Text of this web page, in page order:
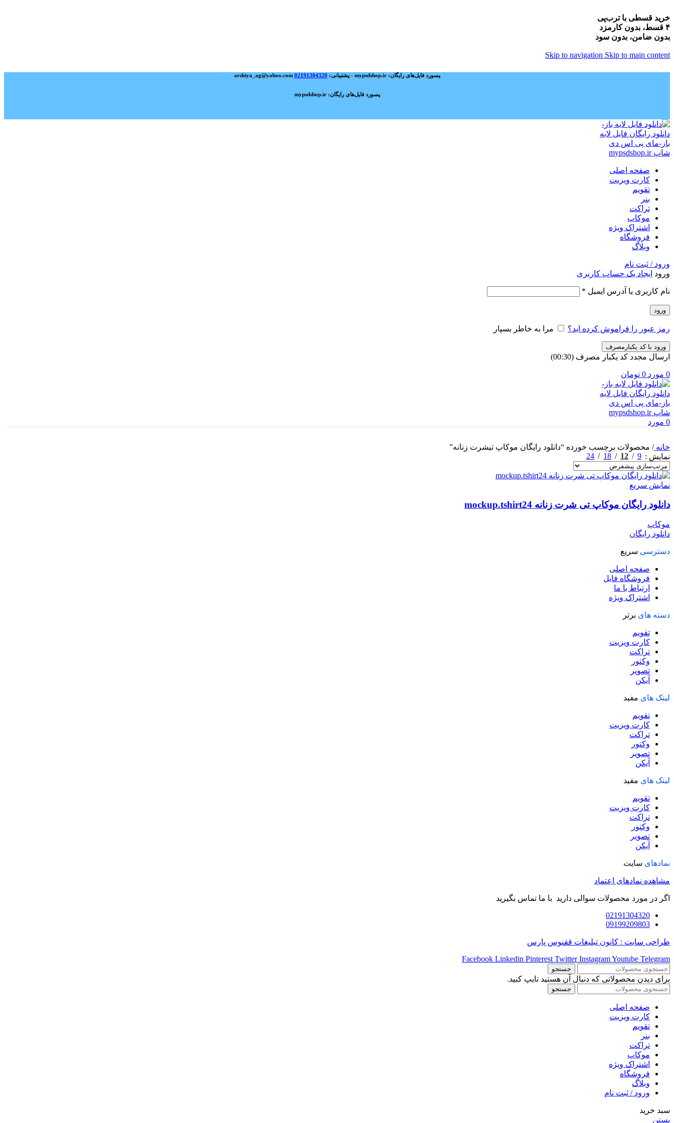
خرید قسطی با ترب‌پی
۴ قسط، بدون کارمزد
بدون ضامن، بدون سود
Skip to navigation Skip to main content
پسورد فایل‌های رایگان: mypsdshop.ir - پشتیبانی: arshiya_ag@yahoo.com 02191304320
پسورد فایل‌های رایگان: mypsdshop.ir
صفحه اصلی
کارت ویزیت
تقویم
بنر
تراکت
موکاپ
اشتراک ویژه
فروشگاه
وبلاگ
ورود / ثبت نام
ورود ایجاد یک حساب کاربری
نام کاربری یا آدرس ایمیل *
ورود
رمز عبور را فراموش کرده اید؟ مرا به خاطر بسپار
ورود با کد یکبارمصرف
ارسال مجدد کد یکبار مصرف (00:
30
)
0 مورد 0 تومان
0 مورد
خانه/ محصولات برچسب خورده “دانلود رایگان موکاپ تیشرت زنانه”
نمایش
9
12
18
24
نمایش سریع
دانلود رایگان موکاپ تی شرت زنانه mockup.tshirt24
موکاپ
دانلود رایگان
دسترسی سریع
صفحه اصلی
فروشگاه فایل
ارتباط با ما
اشتراک ویژه
دسته های برتر
تقویم
کارت ویزیت
تراکت
وکتور
تصویر
آیکن
لینک های مفید
تقویم
کارت ویزیت
تراکت
وکتور
تصویر
آیکن
لینک های مفید
تقویم
کارت ویزیت
تراکت
وکتور
تصویر
آیکن
نمادهای سایت
مشاهده نمادهای اعتماد
اگر در مورد محصولات سوالی دارید با ما تماس بگیرید
02191304320
09199209803
طراحی سایت : کانون تبلیغات ققنوس پارس
Facebook Linkedin Pinterest Twitter InstagramYoutube Telegram
جستجو
برای دیدن محصولاتی که دنبال آن هستید تایپ کنید.
جستجو
صفحه اصلی
کارت ویزیت
تقویم
بنر
تراکت
موکاپ
اشتراک ویژه
فروشگاه
وبلاگ
ورود / ثبت نام
سبد خرید
بستن